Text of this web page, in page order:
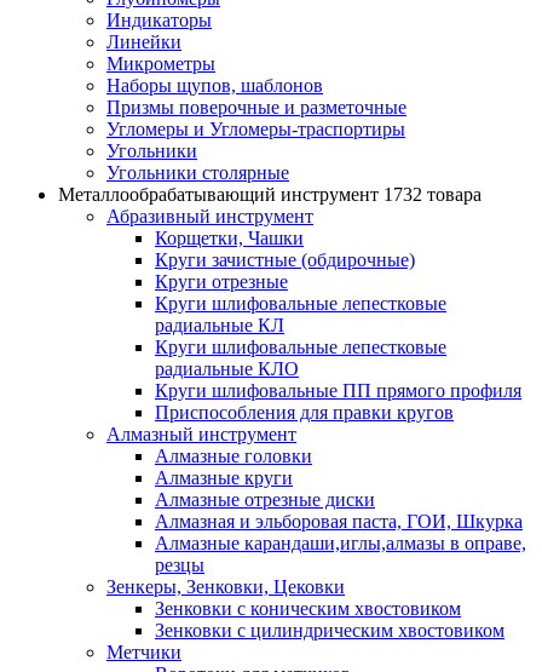
Индикаторы
Линейки
Микрометры
Наборы щупов, шаблонов
Призмы поверочные и разметочные
Угломеры и Угломеры-траспортиры
Угольники
Угольники столярные
Металлообрабатывающий инструмент 1732 товара
Абразивный инструмент
Корщетки, Чашки
Круги зачистные (обдирочные)
Круги отрезные
Круги шлифовальные лепестковые
радиальные КЛ
Круги шлифовальные лепестковые
радиальные КЛО
Круги шлифовальные ПП прямого профиля
Приспособления для правки кругов
Алмазный инструмент
Алмазные головки
Алмазные круги
Алмазные отрезные диски
Алмазная и эльборовая паста, ГОИ, Шкурка
Алмазные карандаши,иглы,алмазы в оправе,
резцы
Зенкеры, Зенковки, Цековки
Зенковки с коническим хвостовиком
Зенковки с цилиндрическим хвостовиком
Метчики